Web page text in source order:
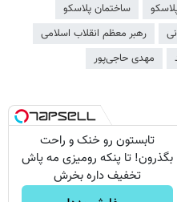
ساختمان پلاسکو
رهبر معظم انقلاب اسلامی
مهدی حاجی‌پور
تابستون رو خنک و راحت
بگذرون! تا پنکه رومیزی مه پاش
تخفیف داره بخرش